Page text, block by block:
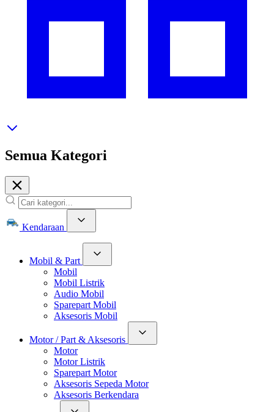
Semua Kategori
Kendaraan
Mobil & Part
Mobil
Mobil Listrik
Audio Mobil
Sparepart Mobil
Aksesoris Mobil
Motor / Part & Aksesoris
Motor
Motor Listrik
Sparepart Motor
Aksesoris Sepeda Motor
Aksesoris Berkendara